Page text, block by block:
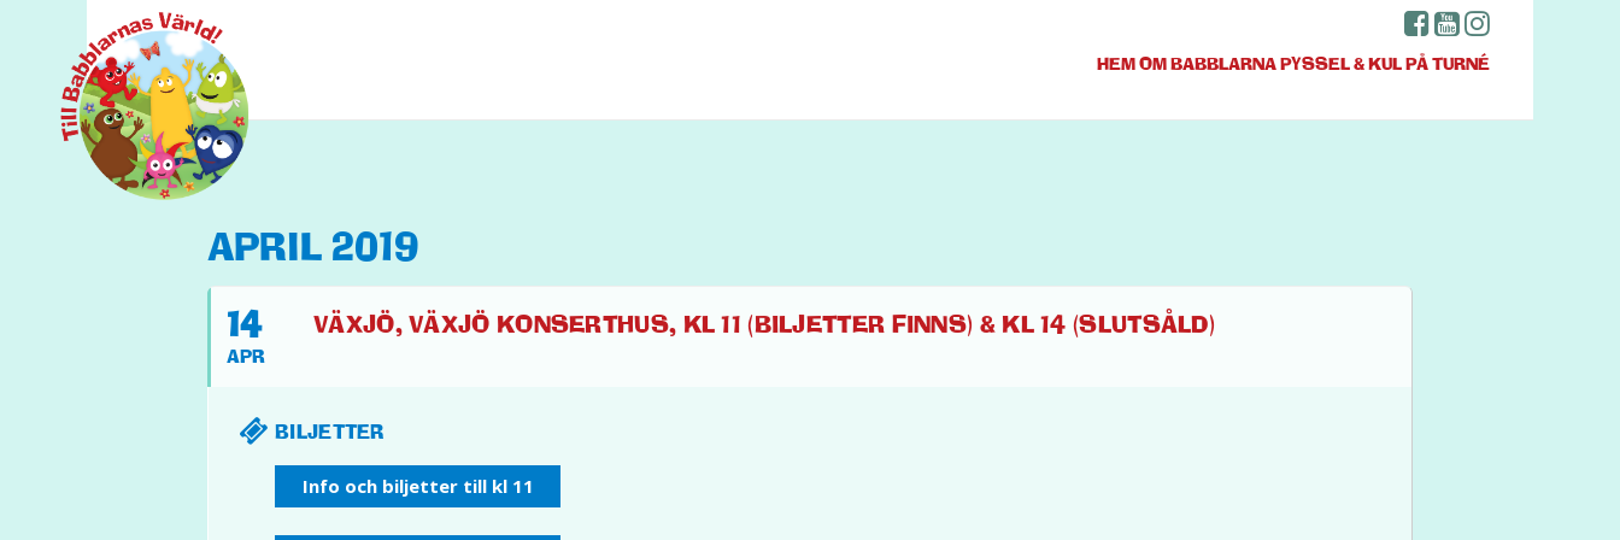
HEMOM BABBLARNAPYSSEL & KULPÅ TURNÉ
APRIL 2019
14
APR
VÄXJÖ, VÄXJÖ KONSERTHUS, KL 11 (BILJETTER FINNS) & KL 14 (SLUTSÅLD)
BILJETTER
Info och biljetter till kl 11